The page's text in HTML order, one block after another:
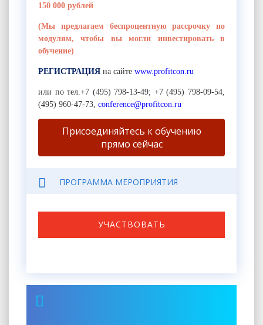
150 000 рублей
(Мы предлагаем беспроцентную рассрочку по
модулям, чтобы вы могли инвестировать в
обучение)
РЕГИСТРАЦИЯ на сайте www.profitcon.ru
или по тел.+7 (495) 798-13-49; +7 (495) 798-09-54,
(495) 960-47-73, conference@profitcon.ru
Присоединяйтесь к обучению
прямо сейчас
ПРОГРАММА МЕРОПРИЯТИЯ
УЧАСТВОВАТЬ